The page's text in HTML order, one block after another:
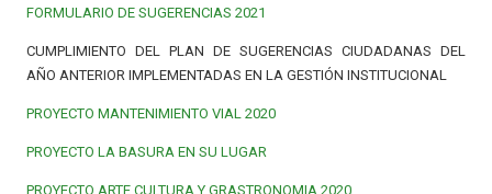
FORMULARIO DE SUGERENCIAS 2021
CUMPLIMIENTO DEL PLAN DE SUGERENCIAS CIUDADANAS DEL
AÑO ANTERIOR IMPLEMENTADAS EN LA GESTIÓN INSTITUCIONAL
PROYECTO MANTENIMIENTO VIAL 2020
PROYECTO LA BASURA EN SU LUGAR
PROYECTO ARTE CULTURA Y GRASTRONOMIA 2020